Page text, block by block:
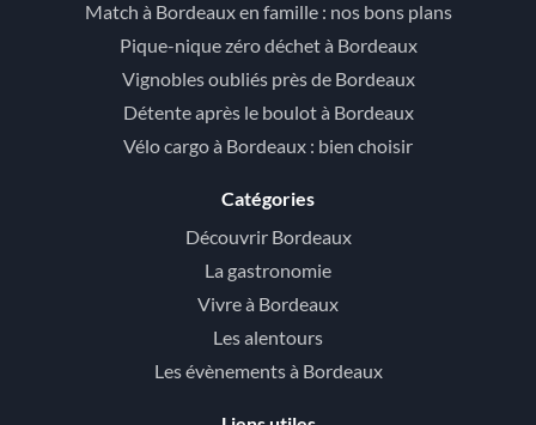
Match à Bordeaux en famille : nos bons plans
Pique-nique zéro déchet à Bordeaux
Vignobles oubliés près de Bordeaux
Détente après le boulot à Bordeaux
Vélo cargo à Bordeaux : bien choisir
Catégories
Découvrir Bordeaux
La gastronomie
Vivre à Bordeaux
Les alentours
Les évènements à Bordeaux